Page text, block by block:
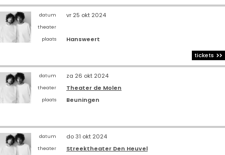
datum vr 25 okt 2024
theater
plaats
Hansweert
tickets
datum za 26 okt 2024
theater Theater de Molen
plaats Beuningen
datum do 31 okt 2024
theater Streektheater Den Heuvel